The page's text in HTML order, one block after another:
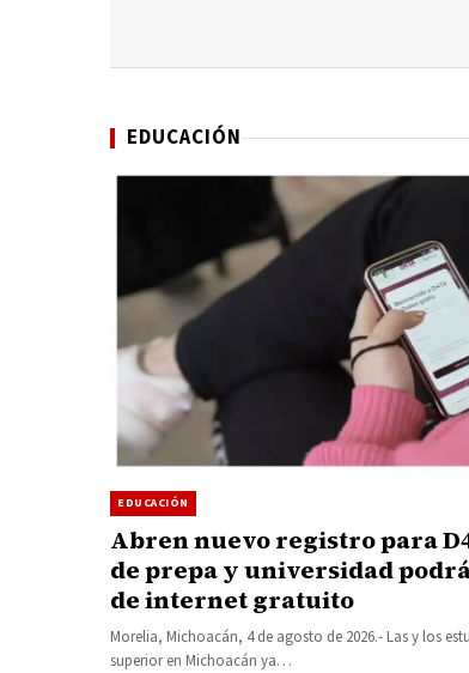
EDUCACIÓN
EDUCACIÓN
Abren nuevo registro para
de prepa y universidad
de internet gratuito
Morelia, Michoacán, 4 de agosto de 2026.- Las y los
superior en Michoacán ya…